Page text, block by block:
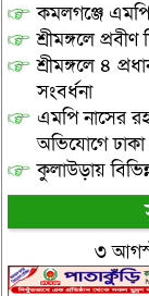
কমলগঞ্জে এমপি
শ্রীমঙ্গলে
শ্রীমঙ্গলে ৪
সংবর্ধনা
এমপি নাসের
অভিযোগে ঢাকা
কুলাউড়ায়
৩